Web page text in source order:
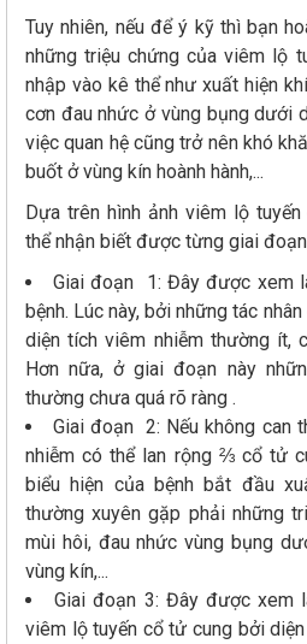
Tuy nhiên, nếu để ý kỹ thì bạn
những triệu chứng của viêm lộ
nhập vào kê thể như xuất hiện
cơn đau nhức ở vùng bụng dưới
việc quan hệ cũng trở nên khó
buốt ở vùng kín hoành hành,...
Dựa trên hình ảnh viêm lộ
thể nhận biết được từng giai
Giai đoạn 1: Đây được xem
bệnh. Lúc này, bởi những tác
diện tích viêm nhiễm thường
Hơn nữa, ở giai đoạn này
thường chưa quá rõ ràng .
Giai đoạn 2: Nếu không can
nhiễm có thể lan rộng ⅔ cổ tử
biểu hiện của bệnh bắt đầu
thường xuyên gặp phải những
mùi hôi, đau nhức vùng bụng
vùng kín,...
Giai đoạn 3: Đây được xem
viêm lộ tuyến cổ tử cung bởi